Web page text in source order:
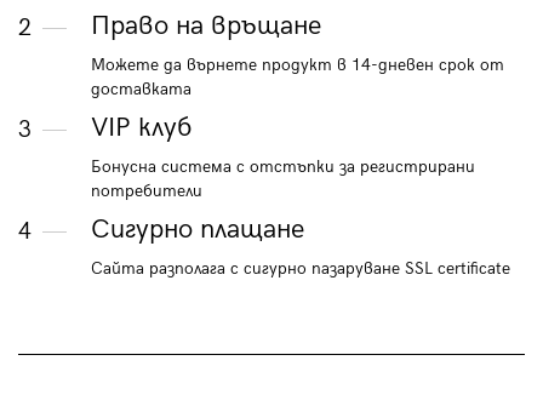
2 Право на връщане
Можете да върнете продукт в 14-дневен срок от
доставката
3 VIP клуб
Бонусна система с отстъпки за регистрирани
потребители
4 Сигурно плащане
Сайта разполага с сигурно пазаруване SSL certificate